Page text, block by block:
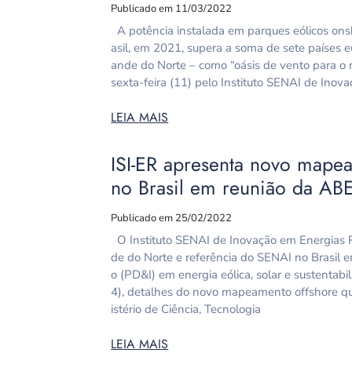
Publicado em 11/03/2022
A potência instalada em parques eólicos
asil, em 2021, supera a soma de sete países
ande do Norte – como “oásis de vento para
sexta-feira (11) pelo Instituto SENAI de
LEIA MAIS
ISI-ER apresenta novo
no Brasil em reunião da
Publicado em 25/02/2022
O Instituto SENAI de Inovação em Energias
de do Norte e referência do SENAI no Brasil
o (PD&I) em energia eólica, solar e
4), detalhes do novo mapeamento offshore
istério de Ciência, Tecnologia
LEIA MAIS